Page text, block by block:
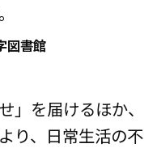
図書館
」を届けるほか、
り、日常生活の不